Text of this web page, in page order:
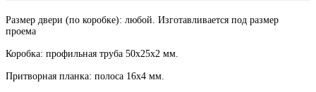
Размер двери (по коробке): любой. Изготавливается под размер
проема
Коробка: профильная труба 50х25х2 мм.
Притворная планка: полоса 16х4 мм.